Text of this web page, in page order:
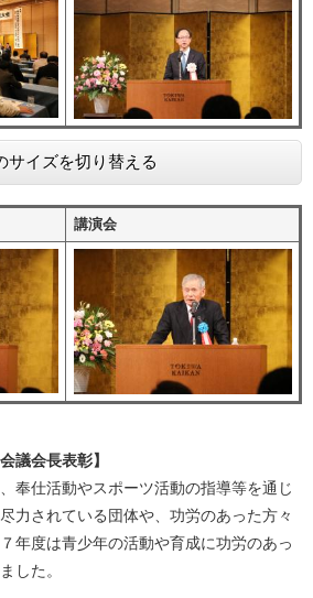
サイズを切り替える
講演会
議会長表彰】
奉仕活動やスポーツ活動の指導等を通じ
力されている団体や、功労のあった方々
年度は青少年の活動や育成に功労のあっ
した。